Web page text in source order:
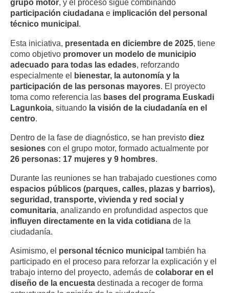
grupo motor, y el proceso sigue combinando
participación ciudadana e implicación del personal
técnico municipal.
Esta iniciativa, presentada en diciembre de 2025 , tiene
como objetivo promover un modelo de municipio
adecuado para todas las edades , reforzando
especialmente el bienestar, la autonomía y la
participación de las personas mayores . El proyecto
toma como referencia las bases del programa Euskadi
Lagunkoia , situando la visión de la ciudadanía en el
centro
Dentro de la fase de diagnóstico, se han previsto diez
sesiones con el grupo motor, formado actualmente por
26 personas: 17 mujeres y 9 hombres.
Durante las reuniones se han trabajado cuestiones como
espacios públicos (parques, calles, plazas y barrios),
seguridad, transporte, vivienda y red social y
comunitaria, analizando en profundidad aspectos que
influyen directamente en la vida cotidiana de la
ciudadanía.
Asimismo, el personal técnico municipal también ha
participado en el proceso para reforzar la explicación y el
trabajo interno del proyecto, además de colaborar en el
diseño de la encuesta destinada a recoger de forma